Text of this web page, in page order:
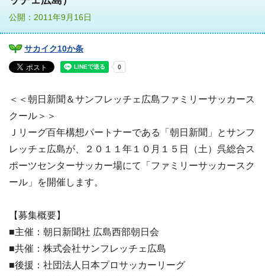
公開：2011年9月16日
サカイク10か条
＜＜朝日新聞＆サンフレッチェ広島ファミリーサッカース
クール＞＞
Ｊリーグ百年構想パートナーである「朝日新聞」とサンフ
レッチェ広島が、２０１１年１０月１５日（土）呉総合ス
ポーツセンターサッカー場にて「ファミリーサッカースク
ール」を開催します。
【募集概要】
■主催：朝日新聞社 広島西部朝日会
■共催：株式会社サンフレッチェ広島
■後援：社団法人日本プロサッカーリーグ